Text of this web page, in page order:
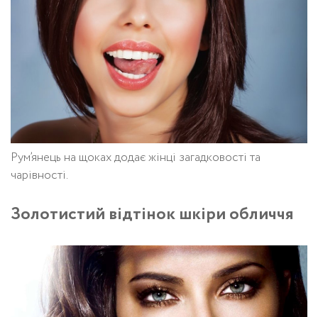
Рум’янець на щоках додає жінці загадковості та
чарівності.
Золотистий відтінок шкіри обличчя